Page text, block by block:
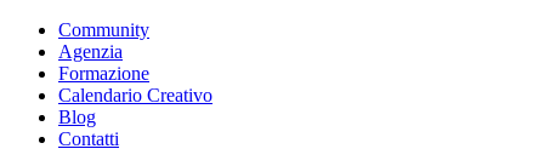
Community
Agenzia
Formazione
Calendario Creativo
Blog
Contatti